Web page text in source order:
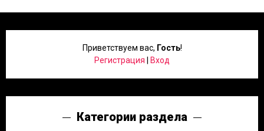
Приветствуем вас, Гость!
Регистрация
Вход
Категории раздела